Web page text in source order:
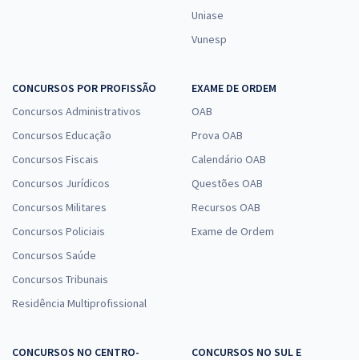
Uniase
Vunesp
CONCURSOS POR PROFISSÃO
Concursos Administrativos
Concursos Educação
Concursos Fiscais
Concursos Jurídicos
Concursos Militares
Concursos Policiais
Concursos Saúde
Concursos Tribunais
Residência Multiprofissional
EXAME DE ORDEM
OAB
Prova OAB
Calendário OAB
Questões OAB
Recursos OAB
Exame de Ordem
CONCURSOS NO CENTRO-
CONCURSOS NO SUL E